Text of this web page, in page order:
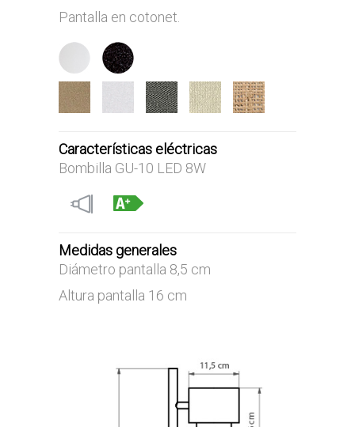
Pantalla en cotonet.
Características eléctricas
Bombilla GU-10 LED 8W
Medidas generales
Diámetro pantalla 8,5 cm
Altura pantalla 16 cm